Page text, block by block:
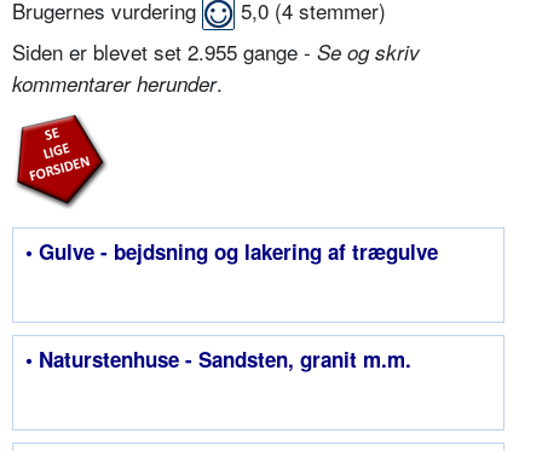
Brugernes vurdering 5,0 (4 stemmer)
Siden er blevet set 2.955 gange - Se og skriv
kommentarer herunder.
• Gulve - bejdsning og lakering af trægulve
• Naturstenhuse - Sandsten, granit m.m.